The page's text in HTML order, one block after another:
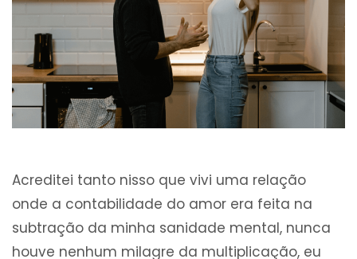
Acreditei tanto nisso que vivi uma relação
onde a contabilidade do amor era feita na
subtração da minha sanidade mental, nunca
houve nenhum milagre da multiplicação, eu